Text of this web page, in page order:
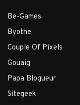
Be-Games
Byothe
Couple Of Pixels
Gouaig
Papa Blogueur
Sitegeek